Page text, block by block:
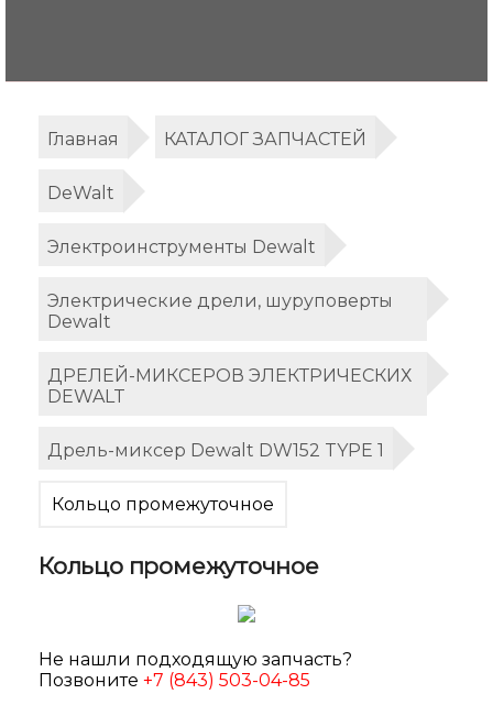
Главная КАТАЛОГ ЗАПЧАСТЕЙ
DeWalt
Электроинструменты Dewalt
Электрические дрели, шуруповерты
Dewalt
ДРЕЛЕЙ-МИКСЕРОВ ЭЛЕКТРИЧЕСКИХ
DEWALT
Дрель-миксер Dewalt DW152 TYPE 1
Кольцо промежуточное
Кольцо промежуточное
Не нашли подходящую запчасть?
Позвоните +7 (843) 503-04-85